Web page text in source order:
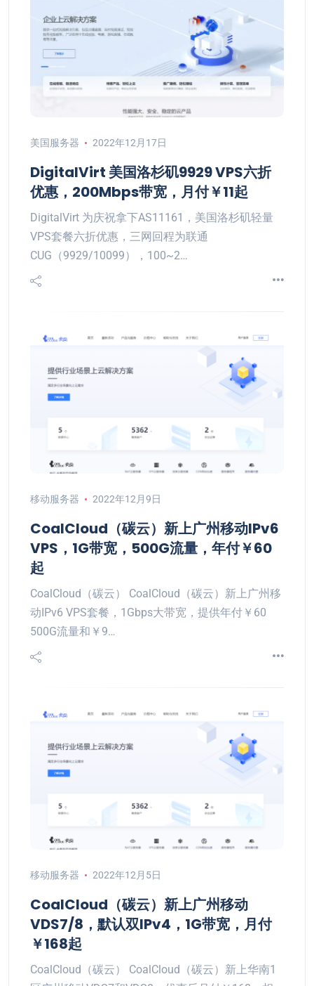
美国服务器 2022年12月17日
DigitalVirt 美国洛杉矶9929 VPS六折
优惠，200Mbps带宽，月付￥11起
DigitalVirt 为庆祝拿下AS11161，美国洛杉矶轻量
VPS套餐六折优惠，三网回程为联通
CUG（9929/10099），100~2…
移动服务器 2022年12月9日
CoalCloud（碳云）新上广州移动IPv6
VPS，1G带宽，500G流量，年付￥60
起
CoalCloud（碳云） CoalCloud（碳云）新上广州移
动IPv6 VPS套餐，1Gbps大带宽，提供年付￥60
500G流量和￥9…
移动服务器 2022年12月5日
CoalCloud（碳云）新上广州移动
VDS7/8，默认双IPv4，1G带宽，月付
￥168起
CoalCloud（碳云） CoalCloud（碳云）新上华南1